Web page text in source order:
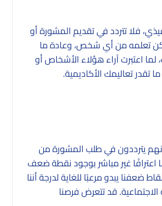
فلا تتردد في تقديم المشورة أو
تعلمه من أي شخص، وعادة ما
اعتبرت آراء هؤلاء الأشخاص أو
تقدر تعاليمك الأكاديمية.
يترددون في طلب المشورة من
اعترافًا غير مباشر بوجود نقطة ضعف
يبدو مرعبًا للغاية لدرجة أننا
قد تتعرض فرصنا